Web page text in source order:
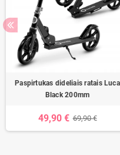
Paspirtukas dideliais ratais Luca
Black 200mm
49,90 € 69,90 €